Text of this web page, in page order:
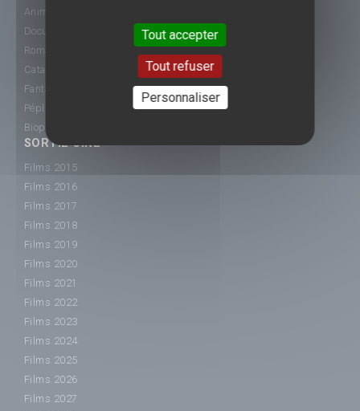
Animation
Documentaire
Romance
Catastrophe
Fantastique
Péplum
Biopic
SORTIE CINÉ
Films 2015
Films 2016
Films 2017
Films 2018
Films 2019
Films 2020
Films 2021
Films 2022
Films 2023
Films 2024
Films 2025
Films 2026
Films 2027
Tout accepter
Tout refuser
Personnaliser